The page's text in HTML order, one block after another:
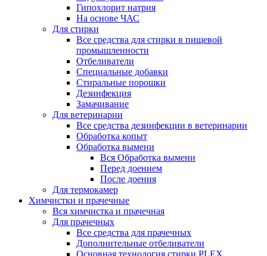
Гипохлорит натрия
На основе ЧАС
Для стирки
Все средства для стирки в пищевой
промышленности
Отбеливатели
Специальные добавки
Стиральные порошки
Дезинфекция
Замачивание
Для ветеринарии
Все средства дезинфекции в ветеринарии
Обработка копыт
Обработка вымени
Вся Обработка вымени
Перед доением
После доения
Для термокамер
Химчистки и прачечные
Вся химчистка и прачечная
Для прачечных
Все средства для прачечных
Дополнительные отбеливатели
Основная технология стирки PLEX